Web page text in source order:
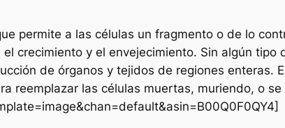
permite a las células un fragmento o de lo
crecimiento y el envejecimiento. Sin algún tipo
de órganos y tejidos de regiones enteras.
reemplazar las células muertas, muriendo, o